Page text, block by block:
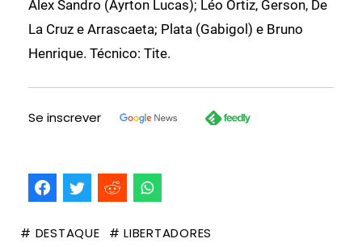
Alex Sandro (Ayrton Lucas); Léo Ortiz, Gerson, De
La Cruz e Arrascaeta; Plata (Gabigol) e Bruno
Henrique. Técnico: Tite.
Se inscrever
# DESTAQUE # LIBERTADORES